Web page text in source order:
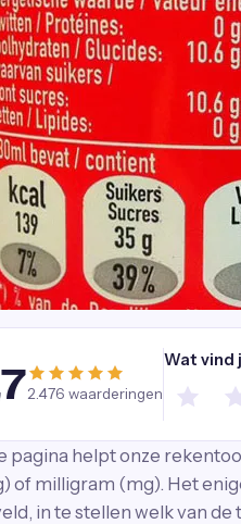
2.476 waarderingen
Wat vind
pagina helpt onze
of milligram (mg). Het
in te stellen welk van